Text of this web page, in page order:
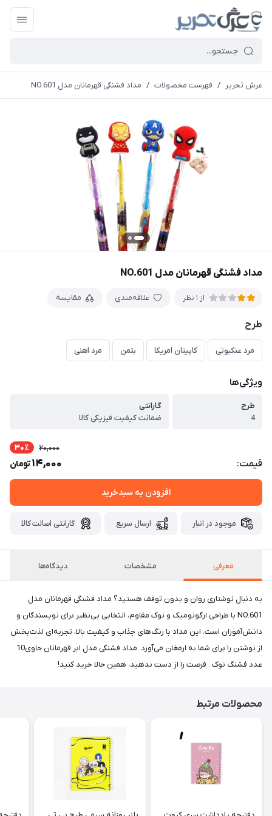
عرش تحریر / فهرست محصولات / مداد فشنگی قهرمانان مدل NO.601
مداد فشنگی قهرمانان مدل NO.601
از 1 نظر علاقه‌مندی مقایسه
طرح
مرد عنکبوتی کاپیتان امریکا بتمن مرد اهنی
ویژگی‌ها
طرح
4
گارانتی
ضمانت کیفیت فیزیکی کالا
قیمت:
20,000 30٪
14,000تومان
افزودن به سبدخرید
موجود در انبار ارسال سریع گارانتی اصالت کالا
معرفی مشخصات دیدگاه‌ها
به دنبال نوشتاری روان و بدون توقف هستید؟ مداد فشنگی قهرمانان مدل
NO.601 با طراحی ارگونومیک و نوک مقاوم، انتخابی بی‌نظیر برای نویسندگان و
دانش‌آموزان است. این مداد با رنگ‌های جذاب و کیفیت بالا، تجربه‌ای لذت‌بخش
از نوشتن را برای شما به ارمغان می‌آورد. مداد فشنگی مدل ابر قهرمانان حاوی10
عدد فشنگ نوک . فرصت را از دست ندهید، همین حالا خرید کنید!
محصولات مرتبط